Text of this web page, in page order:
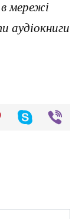
мережі
аудіокниги